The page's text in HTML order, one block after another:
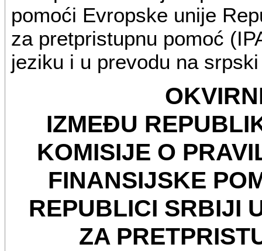
pomoći Evropske unije
za pretpristupnu pomoć
jeziku i u prevodu na
IZMEĐU
KOMISIJE O
FINANSIJSKE
REPUBLICI SRBIJI
ZA